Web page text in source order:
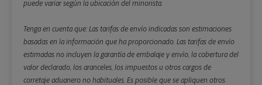
puede variar según la ubicación del minorista.
Tenga en cuenta que: Las tarifas de envío indicadas son estimaciones
basadas en la información que ha proporcionado. Las tarifas de envío
estimadas no incluyen la garantía de embalaje y envío, la cobertura del
valor declarado, los aranceles, los impuestos u otros cargos de
corretaje aduanero no habituales. Es posible que se apliquen otros